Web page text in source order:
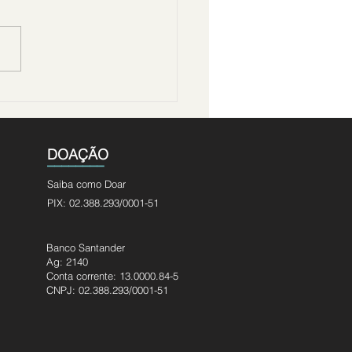
da valorização
DOAÇÃO
________
Saiba como Doar
PIX: 02.388.293/0001-51
Banco Santander
Ag: 2140
Conta corrente: 13.0000.84-5
CNPJ: 02.388.293/0001-51